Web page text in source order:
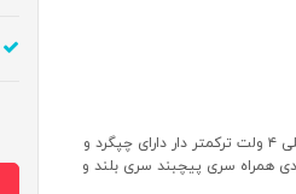
مشخصات: پرند ورکس مدل wx242 اصالت کالا اصلی ۴ ولت ترکمتر دار دارای چپگرد و
همراه سری پیچبند سری بلند و